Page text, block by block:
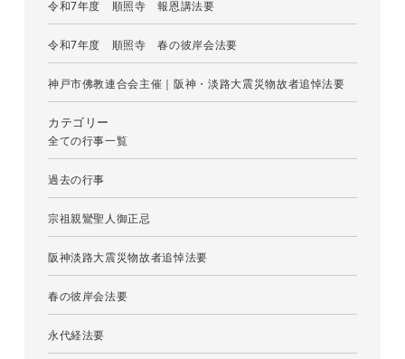
令和7年度 順照寺 報恩講法要
令和7年度 順照寺 春の彼岸会法要
神戸市佛教連合会主催｜阪神・淡路大震災物故者追悼法要
カテゴリー
全ての行事一覧
過去の行事
宗祖親鸞聖人御正忌
阪神淡路大震災物故者追悼法要
春の彼岸会法要
永代経法要